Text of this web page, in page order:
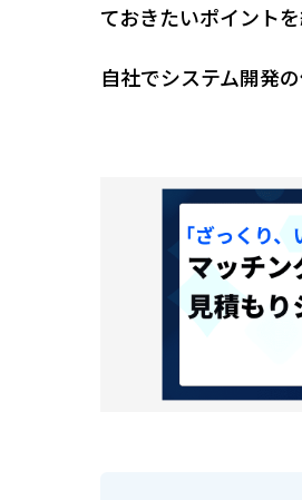
ておきたいポイント
自社でシステム開発